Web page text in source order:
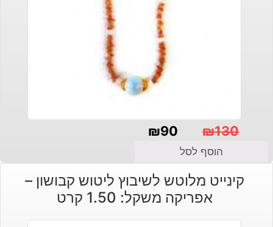
₪130
המקורי
היה:
₪90
הנוכחי
הוא:
הוסף לסל
קינייט מלוטש לשיבוץ ליטוש קבושון –
אפריקה משקל: 1.50 קרט